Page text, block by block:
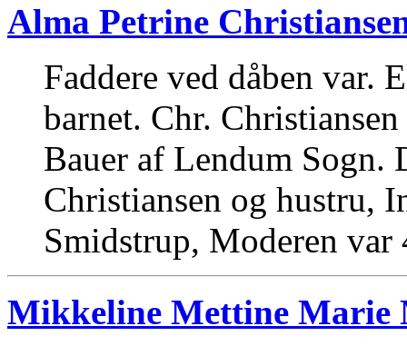
Alma Petrine
Faddere ved dåben var.
barnet. Chr.
Bauer af Lendum Sogn.
Christiansen og hustru,
Smidstrup, Moderen var
Mikkeline Mettine Marie